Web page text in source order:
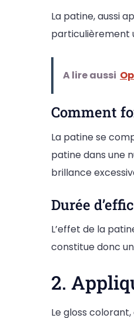
La patine, aussi
particulièrement
A lire aussi
Comment
La patine se
patine dans une
brillance
Durée
L’effet de la
constitue donc
2.
Le gloss